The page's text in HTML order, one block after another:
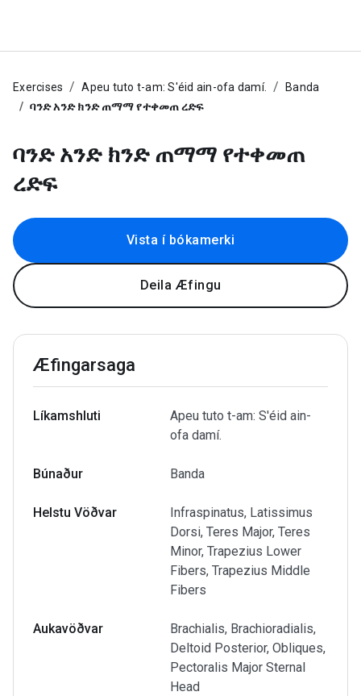
Exercises Apeu tuto t-am: S'éid ain-ofa damí.
Banda
ባንድ አንድ ክንድ ጠማማ የተቀመጠ ረድፍ
ባንድ አንድ ክንድ ጠማማ የተቀመጠ
ረድፍ
Vista í bókamerki
Deila Æfingu
Æfingarsaga
Líkamshluti
Apeu tuto t-am: S'éid ain-
ofa damí.
Búnaður Banda
Helstu Vöðvar
Infraspinatus, Latissimus
Dorsi, Teres Major, Teres
Minor, Trapezius Lower
Fibers, Trapezius Middle
Fibers
Aukavöðvar
Brachialis, Brachioradialis,
Deltoid Posterior, Obliques,
Pectoralis Major Sternal
Head